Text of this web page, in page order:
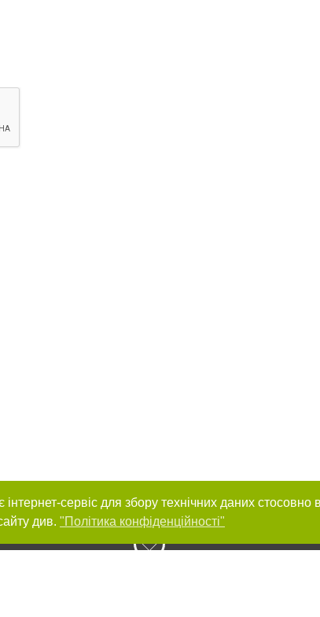
сервіс для збору технічних даних стосовно
див. "Політика конфіденційності"